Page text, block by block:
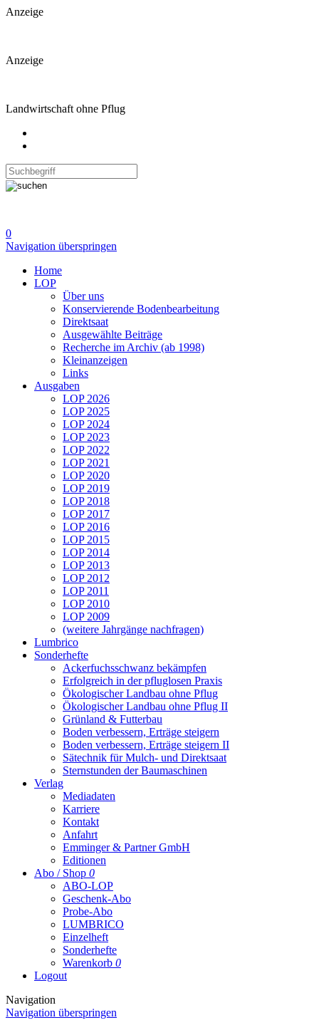
Anzeige
Anzeige
Landwirtschaft ohne Pflug
0
Navigation überspringen
Home
LOP
Über uns
Konservierende Bodenbearbeitung
Direktsaat
Ausgewählte Beiträge
Recherche im Archiv (ab 1998)
Kleinanzeigen
Links
Ausgaben
LOP 2026
LOP 2025
LOP 2024
LOP 2023
LOP 2022
LOP 2021
LOP 2020
LOP 2019
LOP 2018
LOP 2017
LOP 2016
LOP 2015
LOP 2014
LOP 2013
LOP 2012
LOP 2011
LOP 2010
LOP 2009
(weitere Jahrgänge nachfragen)
Lumbrico
Sonderhefte
Ackerfuchsschwanz bekämpfen
Erfolgreich in der pfluglosen Praxis
Ökologischer Landbau ohne Pflug
Ökologischer Landbau ohne Pflug II
Grünland & Futterbau
Boden verbessern, Erträge steigern
Boden verbessern, Erträge steigern II
Sätechnik für Mulch- und Direktsaat
Sternstunden der Baumaschinen
Verlag
Mediadaten
Karriere
Kontakt
Anfahrt
Emminger & Partner GmbH
Editionen
Abo / Shop 0
ABO-LOP
Geschenk-Abo
Probe-Abo
LUMBRICO
Einzelheft
Sonderhefte
Warenkorb 0
Logout
Navigation
Navigation überspringen